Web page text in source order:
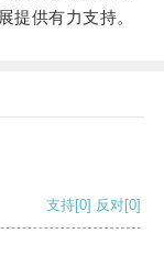
提供有力支持。
支持[0] 反对[0]